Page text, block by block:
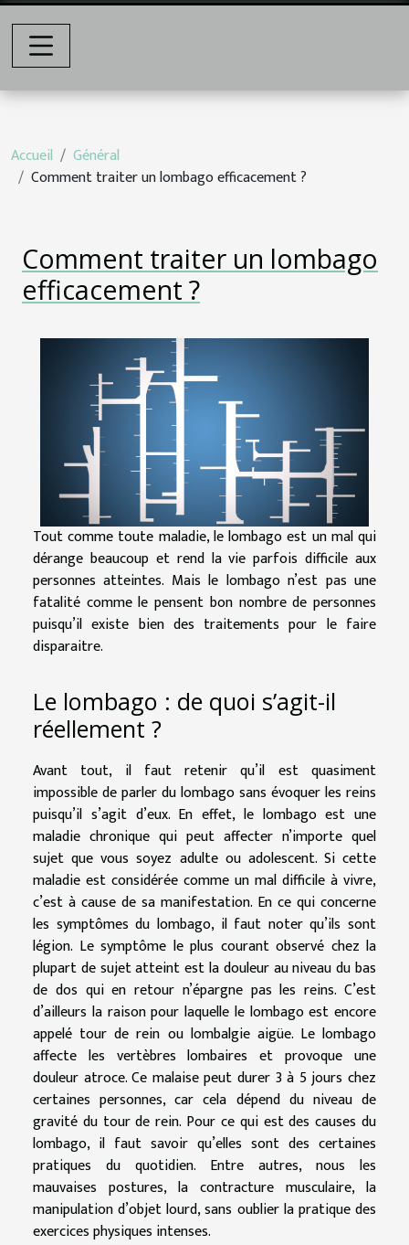
Accueil
Général
Comment traiter un lombago efficacement ?
Comment traiter un lombago
efficacement ?
Tout comme toute maladie, le lombago est un mal qui
dérange beaucoup et rend la vie parfois difficile aux
personnes atteintes. Mais le lombago n’est pas une
fatalité comme le pensent bon nombre de personnes
puisqu’il existe bien des traitements pour le faire
disparaitre.
Le lombago : de quoi s’agit-il
réellement ?
Avant tout, il faut retenir qu’il est quasiment
impossible de parler du lombago sans évoquer les reins
puisqu’il s’agit d’eux. En effet, le lombago est une
maladie chronique qui peut affecter n’importe quel
sujet que vous soyez adulte ou adolescent. Si cette
maladie est considérée comme un mal difficile à vivre,
c’est à cause de sa manifestation. En ce qui concerne
les symptômes du lombago, il faut noter qu’ils sont
légion. Le symptôme le plus courant observé chez la
plupart de sujet atteint est la douleur au niveau du bas
de dos qui en retour n’épargne pas les reins. C’est
d’ailleurs la raison pour laquelle le lombago est encore
appelé tour de rein ou lombalgie aigüe. Le lombago
affecte les vertèbres lombaires et provoque une
douleur atroce. Ce malaise peut durer 3 à 5 jours chez
certaines personnes, car cela dépend du niveau de
gravité du tour de rein. Pour ce qui est des causes du
lombago, il faut savoir qu’elles sont des certaines
pratiques du quotidien. Entre autres, nous les
mauvaises postures, la contracture musculaire, la
manipulation d’objet lourd, sans oublier la pratique des
exercices physiques intenses.